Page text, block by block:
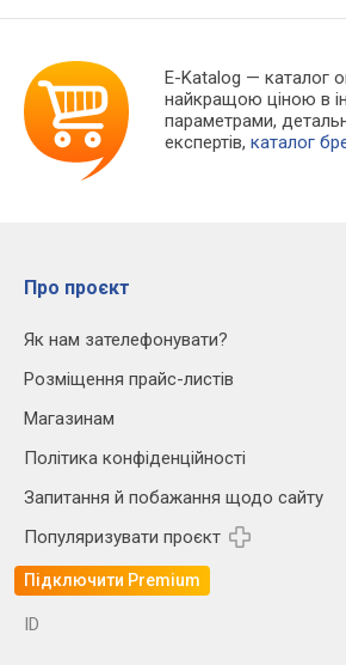
E-Katalog — каталог
найкращою ціною в
параметрами,
експертів,каталог
Про проєкт
Як нам зателефонувати?
Розміщення прайс-листів
Магазинам
Політика конфіденційності
Запитання й побажання щодо сайту
Популяризувати проєкт
Підключити Premium
ID